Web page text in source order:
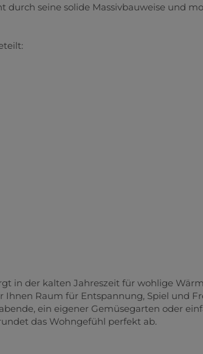
durch seine solide Massivbauweise und
in der kalten Jahreszeit für wohlige
Ihnen Raum für Entspannung, Spiel und
ein eigener Gemüsegarten oder
das Wohngefühl perfekt ab.